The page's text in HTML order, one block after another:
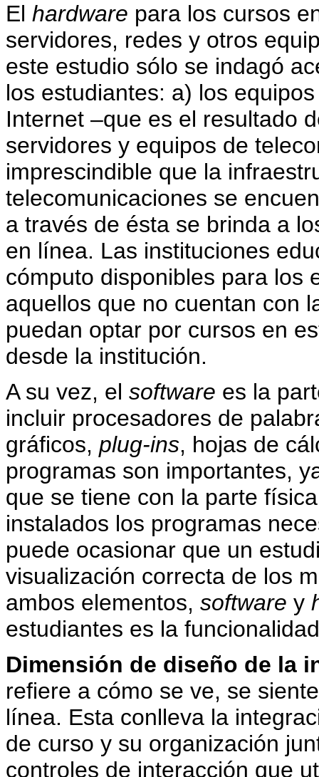
El hardware para los cursos
servidores, redes y otros
este estudio sólo se indagó
los estudiantes: a) los
Internet –que es el resultado
servidores y equipos de
imprescindible que la
telecomunicaciones se
a través de ésta se brinda a
en línea. Las instituciones
cómputo disponibles para los
aquellos que no cuentan con
puedan optar por cursos en
desde la institución.
A su vez, el software es la
incluir procesadores de
gráficos, plug-ins, hojas de
programas son importantes,
que se tiene con la parte
instalados los programas
puede ocasionar que un
visualización correcta de los
ambos elementos, software y
estudiantes es la
Dimensión de diseño de la
refiere a cómo se ve, se
línea. Esta conlleva la
de curso y su organización
controles de interacción que